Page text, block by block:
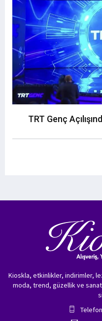
TRT Genç
Kioskla, etkinlikler, indirimler,
moda, trend, güzellik ve